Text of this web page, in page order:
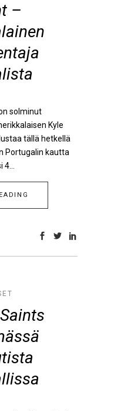
–
solminut
Kyle
tällä hetkellä
Portugalin kautta